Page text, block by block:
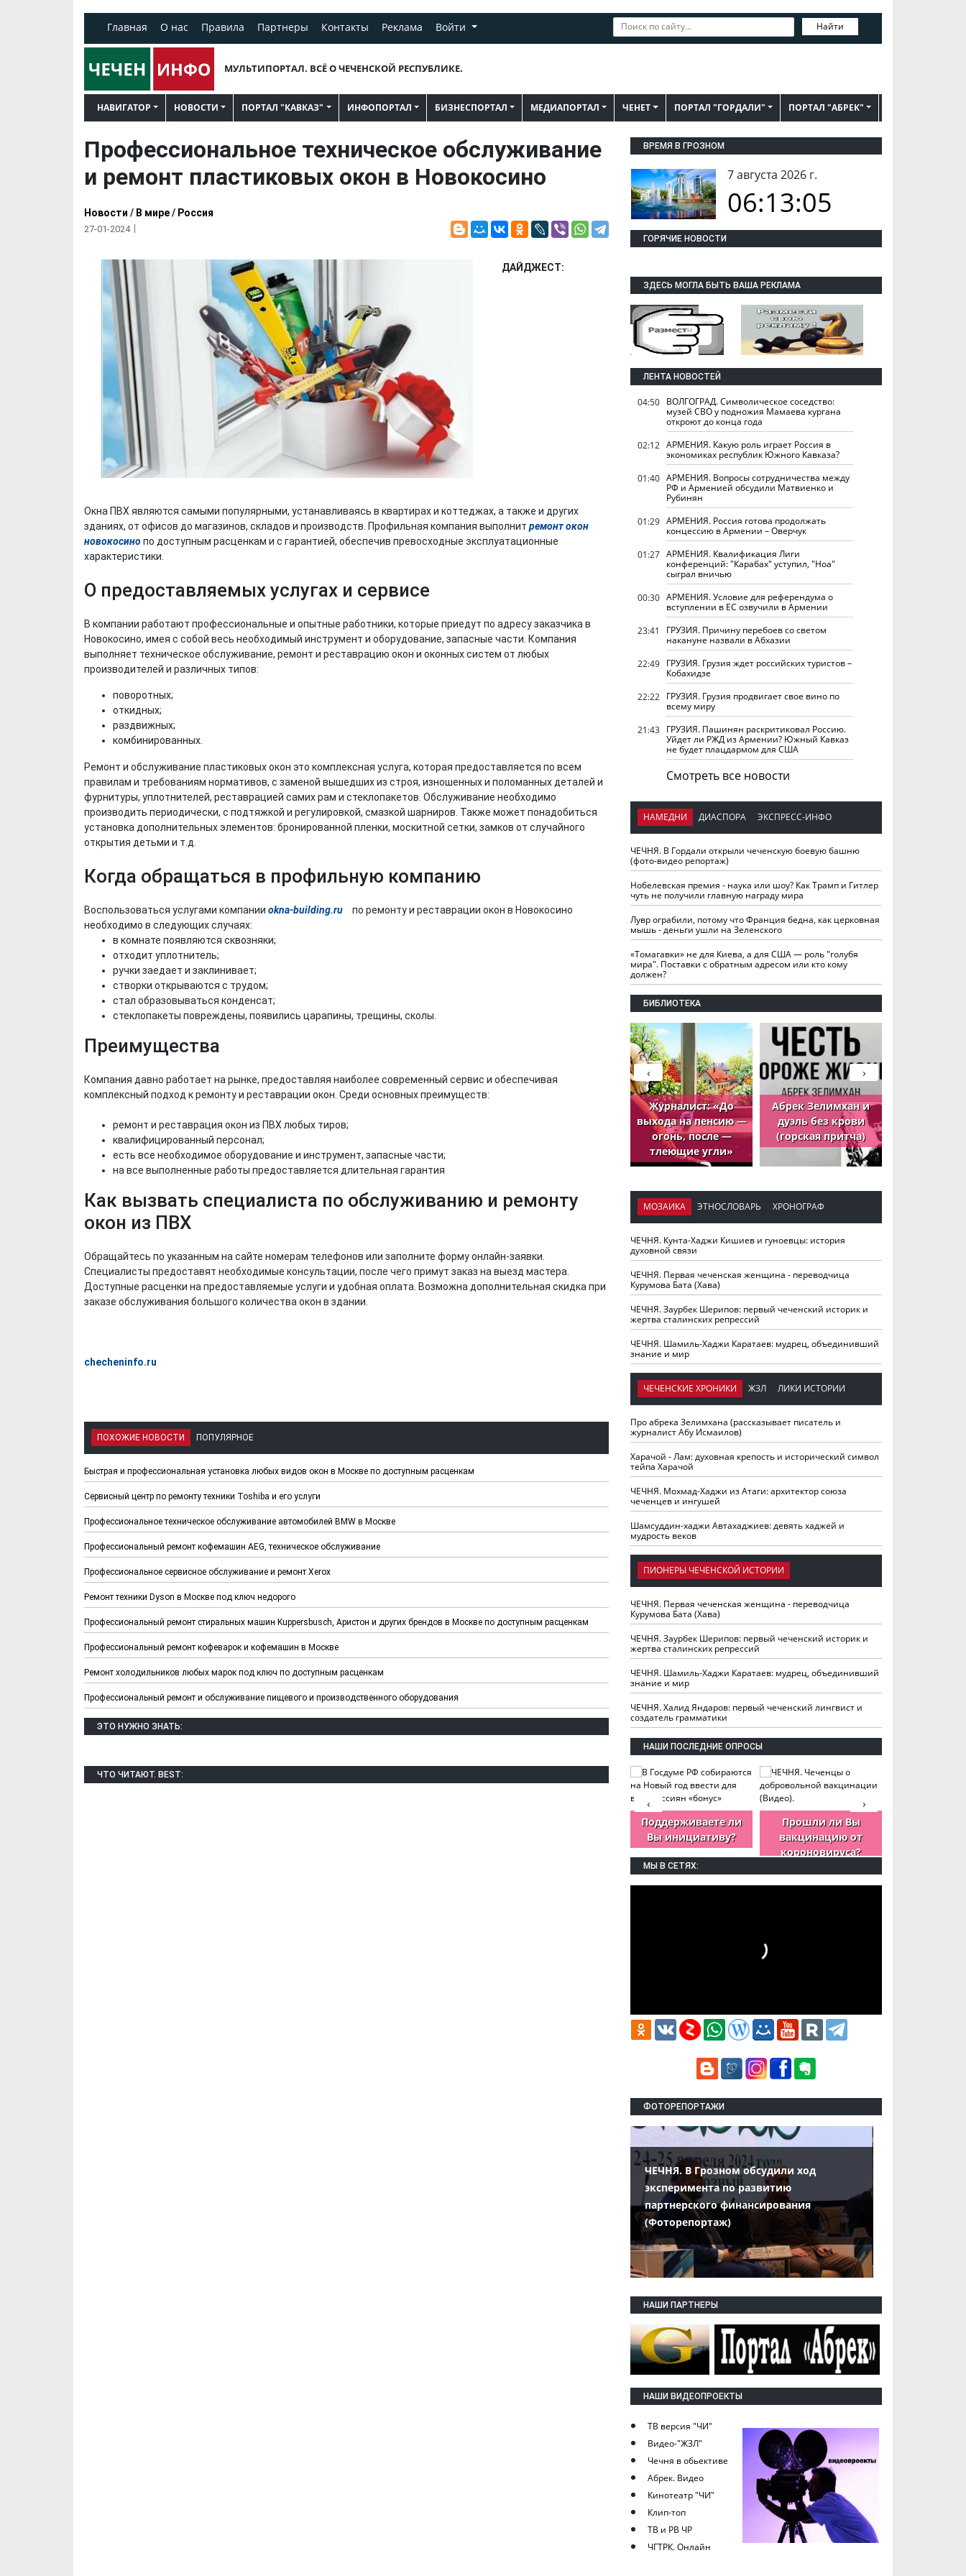
Главная О нас Правила Партнеры Контакты Реклама Войти Найти
МУЛЬТИПОРТАЛ. ВСЁ О ЧЕЧЕНСКОЙ РЕСПУБЛИКЕ.
НАВИГАТОР НОВОСТИ ПОРТАЛ "КАВКАЗ" ИНФОПОРТАЛ БИЗНЕСПОРТАЛ МЕДИАПОРТАЛ ЧЕНЕТ ПОРТАЛ "ГОРДАЛИ" ПОРТАЛ "АБРЕК"
Профессиональное техническое обслуживание
и ремонт пластиковых окон в Новокосино
Новости / В мире/ Россия
27-01-2024
ДАЙДЖЕСТ:
Окна ПВХ являются самыми популярными, устанавливаясь в квартирах и коттеджах, а также и других
зданиях, от офисов до магазинов, складов и производств. Профильная компания выполнит ремонт окон
новокосинопо доступным расценкам и с гарантией, обеспечив превосходные эксплуатационные
характеристики.
О предоставляемых услугах и сервисе
В компании работают профессиональные и опытные работники, которые приедут по адресу заказчика в
Новокосино, имея с собой весь необходимый инструмент и оборудование, запасные части. Компания
выполняет техническое обслуживание, ремонт и реставрацию окон и оконных систем от любых
производителей и различных типов:
поворотных;
откидных;
раздвижных;
комбинированных.
Ремонт и обслуживание пластиковых окон это комплексная услуга, которая предоставляется по всем
правилам и требованиям нормативов, с заменой вышедших из строя, изношенных и поломанных деталей и
фурнитуры, уплотнителей, реставрацией самих рам и стеклопакетов. Обслуживание необходимо
производить периодически, с подтяжкой и регулировкой, смазкой шарниров. Также может понадобиться
установка дополнительных элементов: бронированной пленки, москитной сетки, замков от случайного
открытия детьми и т.д.
Когда обращаться в профильную компанию
Воспользоваться услугами компании okna-building.ru
по ремонту и реставрации окон в Новокосино
необходимо в следующих случаях:
в комнате появляются сквозняки;
отходит уплотнитель;
ручки заедает и заклинивает;
створки открываются с трудом;
стал образовываться конденсат;
стеклопакеты повреждены, появились царапины, трещины, сколы.
Преимущества
Компания давно работает на рынке, предоставляя наиболее современный сервис и обеспечивая
комплексный подход к ремонту и реставрации окон. Среди основных преимуществ:
ремонт и реставрация окон из ПВХ любых тиров;
квалифицированный персонал;
есть все необходимое оборудование и инструмент, запасные части;
на все выполненные работы предоставляется длительная гарантия
Как вызвать специалиста по обслуживанию и ремонту
окон из ПВХ
Обращайтесь по указанным на сайте номерам телефонов или заполните форму онлайн-заявки.
Специалисты предоставят необходимые консультации, после чего примут заказ на выезд мастера.
Доступные расценки на предоставляемые услуги и удобная оплата. Возможна дополнительная скидка при
заказе обслуживания большого количества окон в здании.
checheninfo.ru
ПОХОЖИЕ НОВОСТИ ПОПУЛЯРНОЕ
Быстрая и профессиональная установка любых видов окон в Москве по доступным расценкам
Сервисный центр по ремонту техники Toshiba и его услуги
Профессиональное техническое обслуживание автомобилей BMW в Москве
Профессиональный ремонт кофемашин AEG, техническое обслуживание
Профессиональное сервисное обслуживание и ремонт Xerox
Ремонт техники Dyson в Москве под ключ недорого
Профессиональный ремонт стиральных машин Kuppersbusch, Аристон и других брендов в Москве по доступным расценкам
Профессиональный ремонт кофеварок и кофемашин в Москве
Ремонт холодильников любых марок под ключ по доступным расценкам
Профессиональный ремонт и обслуживание пищевого и производственного оборудования
ЭТО НУЖНО ЗНАТЬ:
ЧТО ЧИТАЮТ. BEST:
ВРЕМЯ В ГРОЗНОМ
7 августа 2026 г.
06:13:06
ГОРЯЧИЕ НОВОСТИ
ЗДЕСЬ МОГЛА БЫТЬ ВАША РЕКЛАМА
ЛЕНТА НОВОСТЕЙ
04:50 ВОЛГОГРАД. Символическое соседство:
музей СВО у подножия Мамаева кургана
откроют до конца года
02:12 АРМЕНИЯ. Какую роль играет Россия в
экономиках республик Южного Кавказа?
01:40 АРМЕНИЯ. Вопросы сотрудничества между
РФ и Арменией обсудили Матвиенко и
Рубинян
01:29 АРМЕНИЯ. Россия готова продолжать
концессию в Армении – Оверчук
01:27 АРМЕНИЯ. Квалификация Лиги
конференций: "Карабах" уступил, "Ноа"
сыграл вничью
00:30 АРМЕНИЯ. Условие для референдума о
вступлении в ЕС озвучили в Армении
23:41
ГРУЗИЯ. Причину перебоев со светом
накануне назвали в Абхазии
22:49 ГРУЗИЯ. Грузия ждет российских туристов –
Кобахидзе
22:22 ГРУЗИЯ. Грузия продвигает свое вино по
всему миру
21:43 ГРУЗИЯ. Пашинян раскритиковал Россию.
Уйдет ли РЖД из Армении? Южный Кавказ
не будет плацдармом для США
Смотреть все новости
НАМЕДНИ ДИАСПОРА ЭКСПРЕСС-ИНФО
ЧЕЧНЯ. В Гордали открыли чеченскую боевую башню
(фото-видео репортаж)
Нобелевская премия - наука или шоу? Как Трамп и Гитлер
чуть не получили главную награду мира
Лувр ограбили, потому что Франция бедна, как церковная
мышь - деньги ушли на Зеленского
«Томагавки» не для Киева, а для США — роль "голубя
мира". Поставки с обратным адресом или кто кому
должен?
БИБЛИОТЕКА
для Зелимхана (Отр.
из романа «1овда»)
"Зелимхан"
Журналист: «До
выхода на пенсию —
огонь, после —
тлеющие угли»
Абрек Зелимхан и
дуэль без крови
(горская притча)
›
‹
МОЗАИКА ЭТНОСЛОВАРЬ ХРОНОГРАФ
ЧЕЧНЯ. Кунта-Хаджи Кишиев и гуноевцы: история
духовной связи
ЧЕЧНЯ. Первая чеченская женщина - переводчица
Курумова Бата (Хава)
ЧЕЧНЯ. Заурбек Шерипов: первый чеченский историк и
жертва сталинских репрессий
ЧЕЧНЯ. Шамиль-Хаджи Каратаев: мудрец, объединивший
знание и мир
ЧЕЧЕНСКИЕ ХРОНИКИ ЖЗЛ ЛИКИ ИСТОРИИ
Про абрека Зелимхана (рассказывает писатель и
журналист Абу Исмаилов)
Харачой - Лам: духовная крепость и исторический символ
тейпа Харачой
ЧЕЧНЯ. Мохмад-Хаджи из Атаги: архитектор союза
чеченцев и ингушей
Шамсуддин-хаджи Автахаджиев: девять хаджей и
мудрость веков
ПИОНЕРЫ ЧЕЧЕНСКОЙ ИСТОРИИ
ЧЕЧНЯ. Первая чеченская женщина - переводчица
Курумова Бата (Хава)
ЧЕЧНЯ. Заурбек Шерипов: первый чеченский историк и
жертва сталинских репрессий
ЧЕЧНЯ. Шамиль-Хаджи Каратаев: мудрец, объединивший
знание и мир
ЧЕЧНЯ. Халид Яндаров: первый чеченский лингвист и
создатель грамматики
НАШИ ПОСЛЕДНИЕ ОПРОСЫ
Поддерживаете ли
Вы инициативу?
Прошли ли Вы
вакцинацию от
короновируса?
›
‹
МЫ В СЕТЯХ:
ФОТОРЕПОРТАЖИ
ЧЕЧНЯ. В Грозном обсудили ход
эксперимента по развитию
партнерского финансирования
(Фоторепортаж)
НАШИ ПАРТНЕРЫ
НАШИ ВИДЕОПРОЕКТЫ
ТВ версия "ЧИ"
Видео-"ЖЗЛ"
Чечня в обьективе
Абрек. Видео
Кинотеатр "ЧИ"
Клип-топ
ТВ и РВ ЧР
ЧГТРК. Онлайн